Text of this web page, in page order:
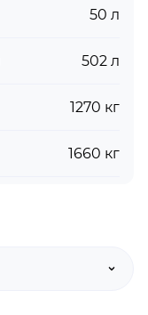
50 л
502 л
1270 кг
1660 кг